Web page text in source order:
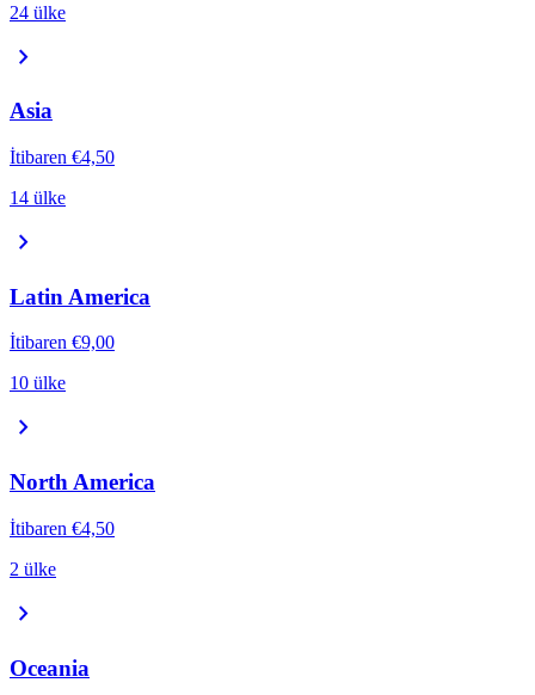
24 ülke
chevron_right
Asia
İtibaren €4,50
14 ülke
chevron_right
Latin America
İtibaren €9,00
10 ülke
chevron_right
North America
İtibaren €4,50
2 ülke
chevron_right
Oceania